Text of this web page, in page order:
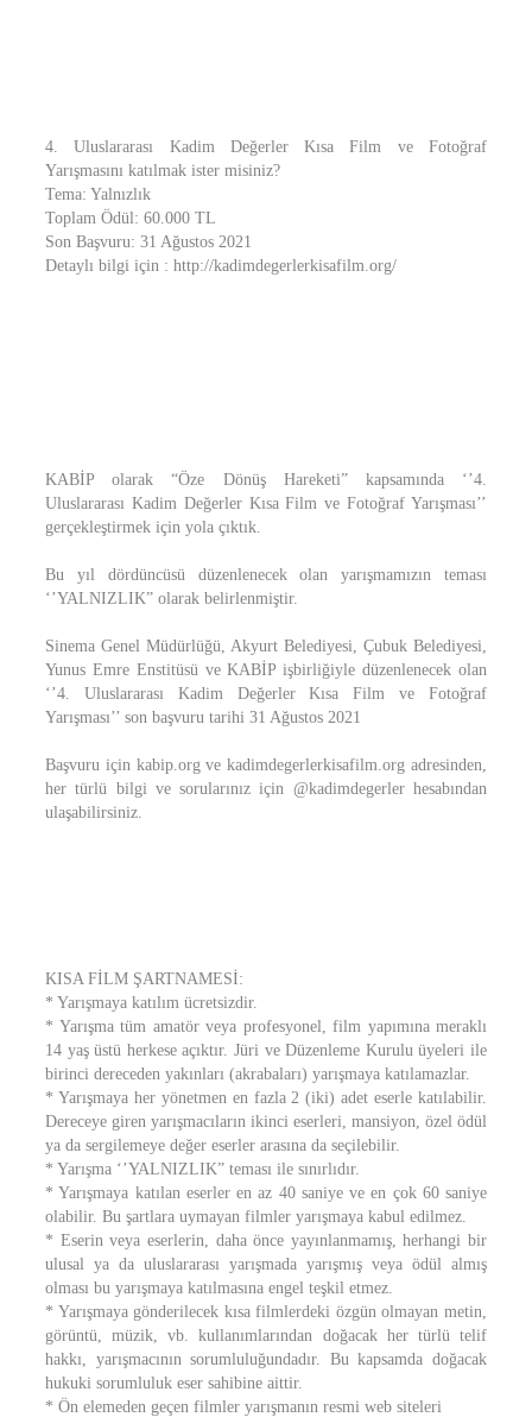
4. Uluslararası Kadim Değerler Kısa Film ve Fotoğraf
Yarışmasını katılmak ister misiniz?
Tema: Yalnızlık
Toplam Ödül: 60.000 TL
Son Başvuru: 31 Ağustos 2021
Detaylı bilgi için : http://kadimdegerlerkisafilm.org/
KABİP olarak “Öze Dönüş Hareketi” kapsamında ‘’4.
Uluslararası Kadim Değerler Kısa Film ve Fotoğraf Yarışması’’
gerçekleştirmek için yola çıktık.
Bu yıl dördüncüsü düzenlenecek olan yarışmamızın teması
‘’YALNIZLIK” olarak belirlenmiştir.
Sinema Genel Müdürlüğü, Akyurt Belediyesi, Çubuk Belediyesi,
Yunus Emre Enstitüsü ve KABİP işbirliğiyle düzenlenecek olan
‘’4. Uluslararası Kadim Değerler Kısa Film ve Fotoğraf
Yarışması’’ son başvuru tarihi 31 Ağustos 2021
Başvuru için kabip.org ve kadimdegerlerkisafilm.org adresinden,
her türlü bilgi ve sorularınız için @kadimdegerler hesabından
ulaşabilirsiniz.
KISA FİLM ŞARTNAMESİ:
* Yarışmaya katılım ücretsizdir.
* Yarışma tüm amatör veya profesyonel, film yapımına meraklı
14 yaş üstü herkese açıktır. Jüri ve Düzenleme Kurulu üyeleri ile
birinci dereceden yakınları (akrabaları) yarışmaya katılamazlar.
* Yarışmaya her yönetmen en fazla 2 (iki) adet eserle katılabilir.
Dereceye giren yarışmacıların ikinci eserleri, mansiyon, özel ödül
ya da sergilemeye değer eserler arasına da seçilebilir.
* Yarışma ‘’YALNIZLIK” teması ile sınırlıdır.
* Yarışmaya katılan eserler en az 40 saniye ve en çok 60 saniye
olabilir. Bu şartlara uymayan filmler yarışmaya kabul edilmez.
* Eserin veya eserlerin, daha önce yayınlanmamış, herhangi bir
ulusal ya da uluslararası yarışmada yarışmış veya ödül almış
olması bu yarışmaya katılmasına engel teşkil etmez.
* Yarışmaya gönderilecek kısa filmlerdeki özgün olmayan metin,
görüntü, müzik, vb. kullanımlarından doğacak her türlü telif
hakkı, yarışmacının sorumluluğundadır. Bu kapsamda doğacak
hukuki sorumluluk eser sahibine aittir.
* Ön elemeden geçen filmler yarışmanın resmi web siteleri